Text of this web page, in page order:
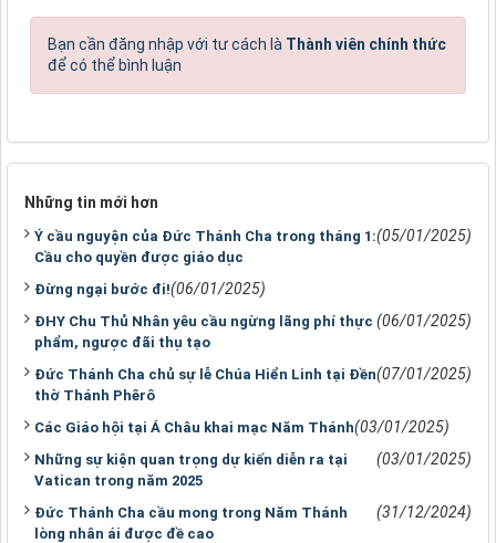
Bạn cần đăng nhập với tư cách là Thành viên chính thức
để có thể bình luận
Những tin mới hơn
Ý cầu nguyện của Đức Thánh Cha trong tháng 1:
Cầu cho quyền được giáo dục
(05/01/2025)
Đừng ngại bước đi!(06/01/2025)
ĐHY Chu Thủ Nhân yêu cầu ngừng lãng phí thực
phẩm, ngược đãi thụ tạo
(06/01/2025)
Đức Thánh Cha chủ sự lễ Chúa Hiển Linh tại Đền
thờ Thánh Phêrô
(07/01/2025)
Các Giáo hội tại Á Châu khai mạc Năm Thánh(03/01/2025)
Những sự kiện quan trọng dự kiến diễn ra tại
Vatican trong năm 2025
(03/01/2025)
Đức Thánh Cha cầu mong trong Năm Thánh
lòng nhân ái được đề cao
(31/12/2024)